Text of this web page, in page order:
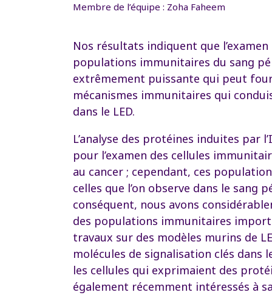
Membre de l’équipe : Zoha Faheem
Nos résultats indiquent que
populations immunitaires du sang
extrêmement puissante qui peut
mécanismes immunitaires qui
dans le LED.
L’analyse des protéines induites par
pour l’examen des cellules
au cancer ; cependant, ces
celles que l’on observe dans le sang
conséquent, nous avons
des populations immunitaires
travaux sur des modèles murins de
molécules de signalisation clés
les cellules qui exprimaient des
également récemment intéressés à